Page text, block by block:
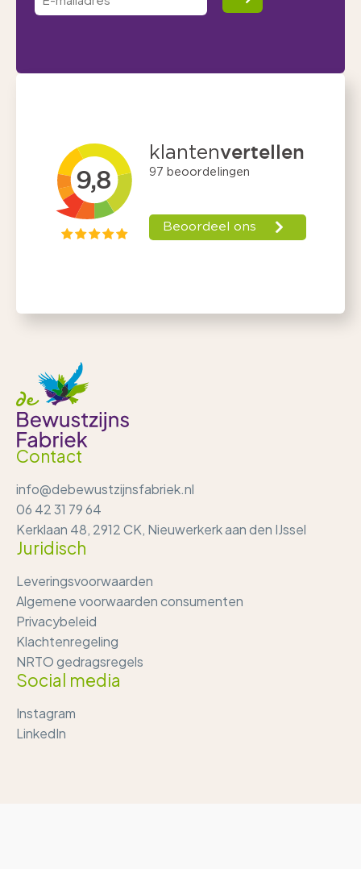
Contact
info@debewustzijnsfabriek.nl
06 42 31 79 64
Kerklaan 48, 2912 CK, Nieuwerkerk aan den IJssel
Juridisch
Leveringsvoorwaarden
Algemene voorwaarden consumenten
Privacybeleid
Klachtenregeling
NRTO gedragsregels
Social media
Instagram
LinkedIn